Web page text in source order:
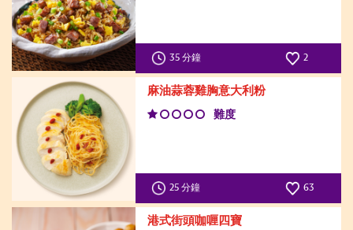
35 分鐘 2
麻油蒜蓉雞胸意大利粉
難度
25 分鐘 63
港式街頭咖喱四寶